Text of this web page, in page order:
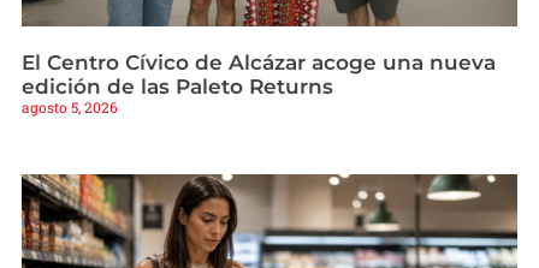
El Centro Cívico de Alcázar acoge una nueva
edición de las Paleto Returns
agosto 5, 2026